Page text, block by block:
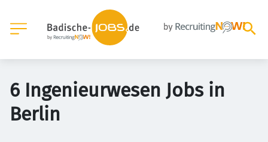
6 Ingenieurwesen Jobs in
Berlin